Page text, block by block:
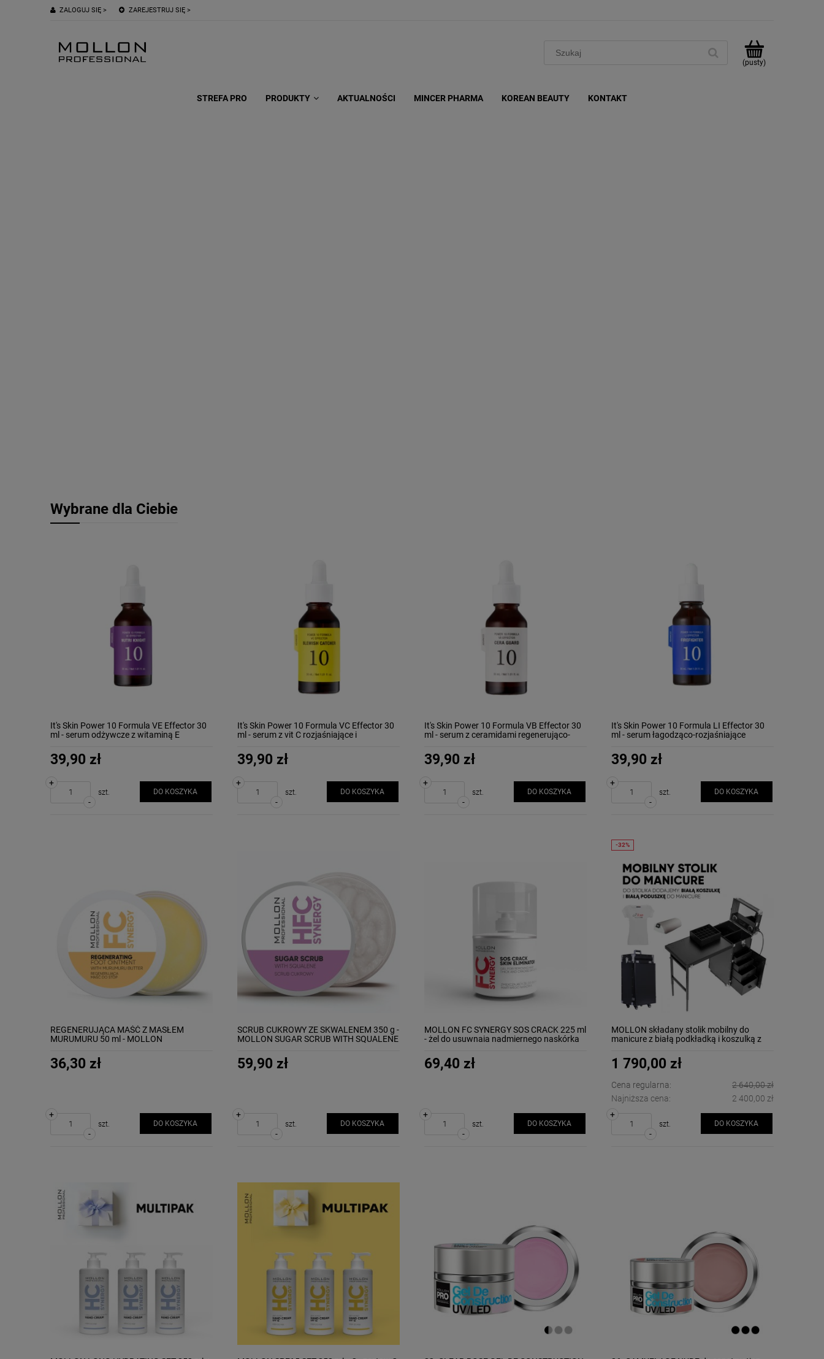
ZAREJESTRUJ SIĘ >
ZALOGUJ SIĘ >
(pusty)
STREFA PRO PRODUKTY AKTUALNOŚCI MINCER PHARMA KOREAN BEAUTY KONTAKT
Wybrane dla Ciebie
It's Skin Power 10 Formula VE Effector 30
ml - serum odżywcze z witaminą E
39,90 zł
-
+
szt. DO KOSZYKA
It's Skin Power 10 Formula VC Effector 30
ml - serum z vit C rozjaśniające i
39,90 zł
-
+
szt. DO KOSZYKA
It's Skin Power 10 Formula VB Effector 30
ml - serum z ceramidami regenerująco-
39,90 zł
-
+
szt. DO KOSZYKA
It's Skin Power 10 Formula LI Effector 30
ml - serum łagodząco-rozjaśniające
39,90 zł
-
+
szt. DO KOSZYKA
REGENERUJĄCA MAŚĆ Z MASŁEM
MURUMURU 50 ml - MOLLON
MURUMURU BUTTER
36,30 zł
-
+
szt. DO KOSZYKA
SCRUB CUKROWY ZE SKWALENEM 350 g -
MOLLON SUGAR SCRUB WITH SQUALENE
59,90 zł
-
+
szt. DO KOSZYKA
MOLLON FC SYNERGY SOS CRACK 225 ml
- żel do usuwnaia nadmiernego naskórka
69,40 zł
-
+
szt. DO KOSZYKA
MOLLON składany stolik mobilny do
manicure z białą podkładką i koszulką z
1 790,00 zł
Cena regularna:
2 640,00 zł
Najniższa cena:
2 400,00 zł
-
+
szt. DO KOSZYKA